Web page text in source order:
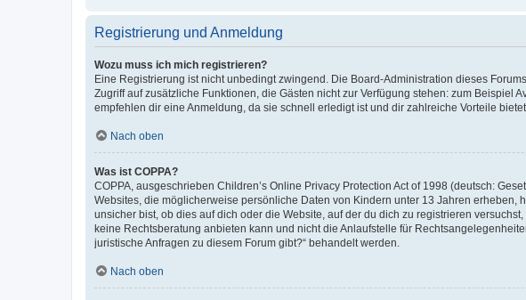
Registrierung und Anmeldung
Wozu muss ich mich registrieren?
Eine Registrierung ist nicht unbedingt zwingend. Die Board-Administration dieses
Zugriff auf zusätzliche Funktionen, die Gästen nicht zur Verfügung stehen: zum Beispiel
empfehlen dir eine Anmeldung, da sie schnell erledigt ist und dir zahlreiche Vorteile
Nach oben
Was ist COPPA?
COPPA, ausgeschrieben Children’s Online Privacy Protection Act of 1998 (deutsch:
Websites, die möglicherweise persönliche Daten von Kindern unter 13 Jahren
unsicher bist, ob dies auf dich oder die Website, auf der du dich zu registrieren
keine Rechtsberatung anbieten kann und nicht die Anlaufstelle für
juristische Anfragen zu diesem Forum gibt?“ behandelt werden.
Nach oben